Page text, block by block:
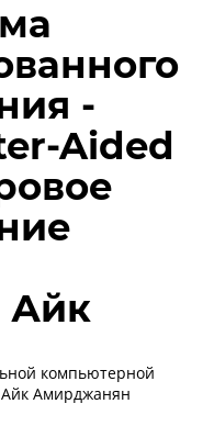
-
Aided
Айк
компьютерной
Амирджанян